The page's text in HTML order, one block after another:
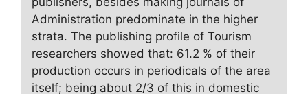
Administration predominate in the higher
strata. The publishing profile of Tourism
researchers showed that: 61.2 % of their
production occurs in periodicals of the area
itself; being about 2/3 of this in domestic